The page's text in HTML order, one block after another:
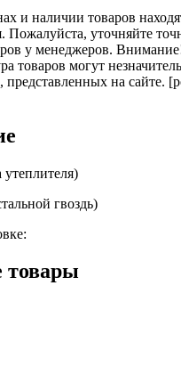
и наличии товаров
Пожалуйста, уточняйте
у менеджеров.
товаров могут
на сайте.
гвоздь)
товары